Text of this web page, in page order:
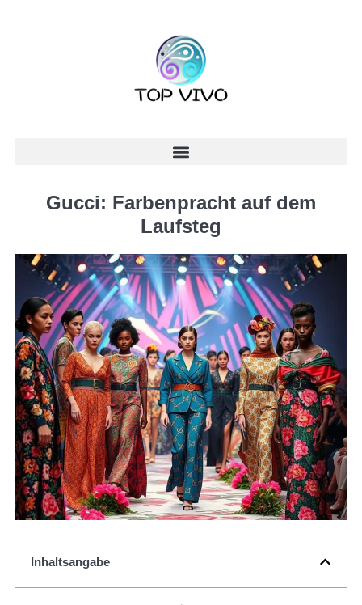
Gucci: Farbenpracht auf dem
Laufsteg
Inhaltsangabe